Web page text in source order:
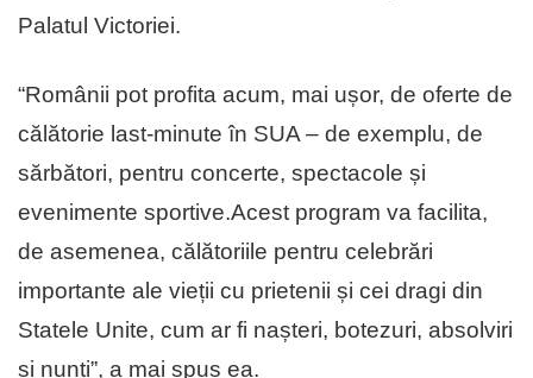
Palatul Victoriei.
“Românii pot profita acum, mai ușor, de oferte de
călătorie last-minute în SUA – de exemplu, de
sărbători, pentru concerte, spectacole și
evenimente sportive.Acest program va facilita,
de asemenea, călătoriile pentru celebrări
importante ale vieții cu prietenii și cei dragi din
Statele Unite, cum ar fi nașteri, botezuri, absolviri
și nunți”, a mai spus ea.